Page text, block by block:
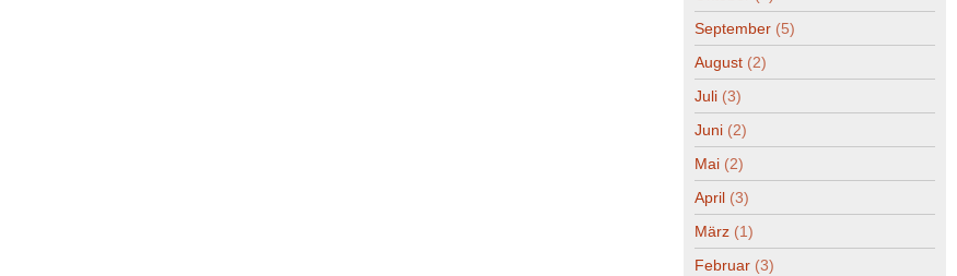
September (5)
August (2)
Juli (3)
Juni (2)
Mai (2)
April (3)
März (1)
Februar (3)